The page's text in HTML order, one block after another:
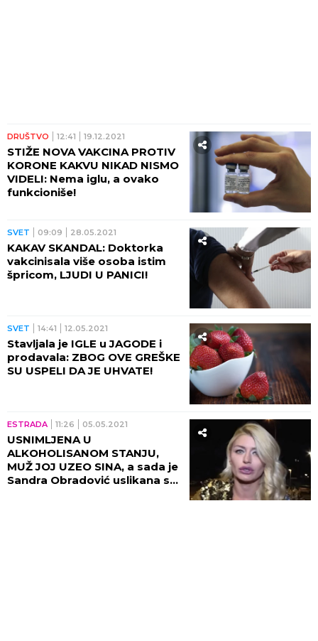
DRUŠTVO 12:41 19.12.2021
STIŽE NOVA VAKCINA PROTIV
KORONE KAKVU NIKAD NISMO
VIDELI: Nema iglu, a ovako
funkcioniše!
SVET 09:09 28.05.2021
KAKAV SKANDAL: Doktorka
vakcinisala više osoba istim
špricom, LJUDI U PANICI!
SVET 14:41 12.05.2021
Stavljala je IGLE u JAGODE i
prodavala: ZBOG OVE GREŠKE
SU USPELI DA JE UHVATE!
ESTRADA 11:26 05.05.2021
USNIMLJENA U
ALKOHOLISANOM STANJU,
MUŽ JOJ UZEO SINA, a sada je
Sandra Obradović uslikana sa